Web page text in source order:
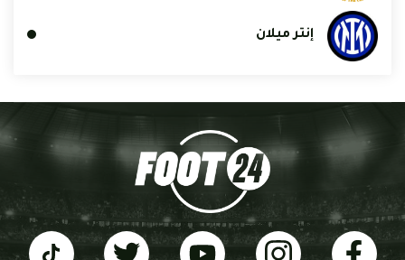
إنتر ميلان